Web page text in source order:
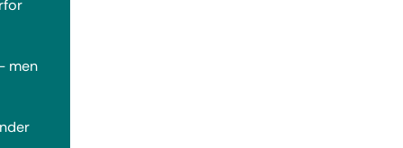
men